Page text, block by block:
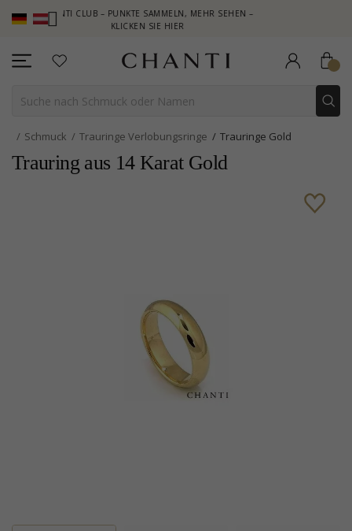
CLUB – PUNKTE SAMMELN, MEHR SEHEN –
KLICKEN SIE HIER
Schmuck Trauringe Verlobungsringe Trauringe Gold
Trauring aus 14 Karat Gold